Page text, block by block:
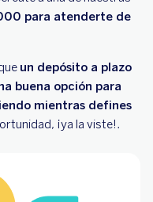
para atenderte de
un depósito a plazo
buena opción para
mientras defines
¡ya la viste!.